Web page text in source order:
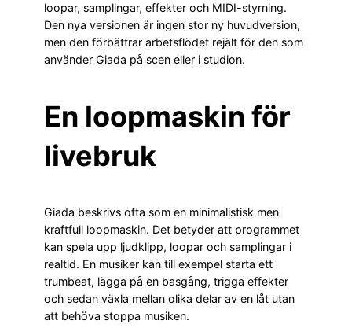
loopar, samplingar, effekter och MIDI-styrning.
Den nya versionen är ingen stor ny huvudversion,
men den förbättrar arbetsflödet rejält för den som
använder Giada på scen eller i studion.
En loopmaskin för
livebruk
Giada beskrivs ofta som en minimalistisk men
kraftfull loopmaskin. Det betyder att programmet
kan spela upp ljudklipp, loopar och samplingar i
realtid. En musiker kan till exempel starta ett
trumbeat, lägga på en basgång, trigga effekter
och sedan växla mellan olika delar av en låt utan
att behöva stoppa musiken.